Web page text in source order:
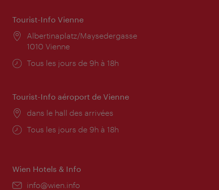
Tourist-Info Vienne
Lieu:
Albertinaplatz/Maysedergasse
1010 Vienne
Horaires
Tous les jours de 9h à 18h
Tourist-Info aéroport de Vienne
Lieu:
dans le hall des arrivées
Horaires
Tous les jours de 9h à 18h
Wien Hotels & Info
E-
info@wien.info